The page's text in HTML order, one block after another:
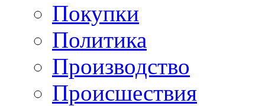
Покупки
Политика
Производство
Происшествия